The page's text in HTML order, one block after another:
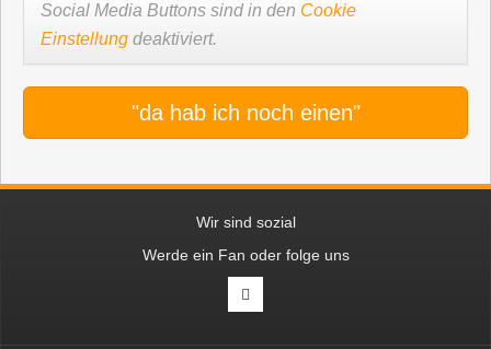
Social Media Buttons sind in den Cookie
Einstellung deaktiviert.
"da hab ich noch einen"
Wir sind sozial
Werde ein Fan oder folge uns